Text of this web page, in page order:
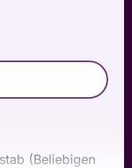
(Beliebigen